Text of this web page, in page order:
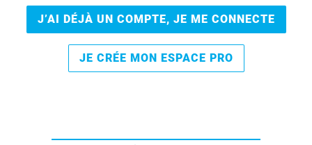
J’AI DÉJÀ UN COMPTE, JE ME CONNECTE
JE CRÉE MON ESPACE PRO